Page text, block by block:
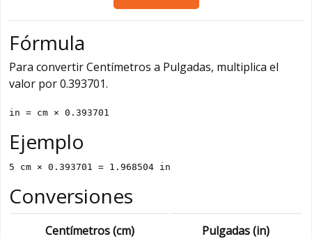
Fórmula
Para convertir Centímetros a Pulgadas, multiplica el
valor por 0.393701.
in = cm × 0.393701
Ejemplo
5 cm × 0.393701 = 1.968504 in
Conversiones
Centímetros (cm) Pulgadas (in)